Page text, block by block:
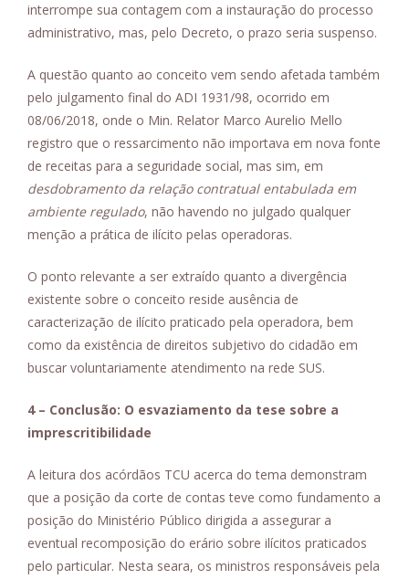
interrompe sua contagem com a instauração do processo
administrativo, mas, pelo Decreto, o prazo seria suspenso.
A questão quanto ao conceito vem sendo afetada também
pelo julgamento final do ADI 1931/98, ocorrido em
08/06/2018, onde o Min. Relator Marco Aurelio Mello
registro que o ressarcimento não importava em nova fonte
de receitas para a seguridade social, mas sim, em
desdobramento da relação contratual entabulada em
ambiente regulado, não havendo no julgado qualquer
menção a prática de ilícito pelas operadoras.
O ponto relevante a ser extraído quanto a divergência
existente sobre o conceito reside ausência de
caracterização de ilícito praticado pela operadora, bem
como da existência de direitos subjetivo do cidadão em
buscar voluntariamente atendimento na rede SUS.
4 – Conclusão: O esvaziamento da tese sobre a
imprescritibilidade
A leitura dos acórdãos TCU acerca do tema demonstram
que a posição da corte de contas teve como fundamento a
posição do Ministério Público dirigida a assegurar a
eventual recomposição do erário sobre ilícitos praticados
pelo particular. Nesta seara, os ministros responsáveis pela